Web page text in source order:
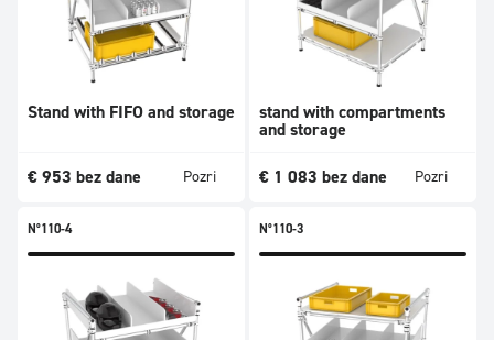
Stand with FIFO and storage
€ 953 bez dane Pozri
stand with compartments
and storage
€ 1 083 bez dane Pozri
N°110-4 N°110-3